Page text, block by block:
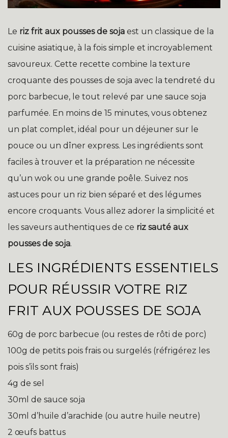
Le riz frit aux pousses de soja est un classique de la
cuisine asiatique, à la fois simple et incroyablement
savoureux. Cette recette combine la texture
croquante des pousses de soja avec la tendreté du
porc barbecue, le tout relevé par une sauce soja
parfumée. En moins de 15 minutes, vous obtenez
un plat complet, idéal pour un déjeuner sur le
pouce ou un dîner express. Les ingrédients sont
faciles à trouver et la préparation ne nécessite
qu’un wok ou une grande poêle. Suivez nos
astuces pour un riz bien séparé et des légumes
encore croquants. Vous allez adorer la simplicité et
les saveurs authentiques de ce riz sauté aux
pousses de soja.
LES INGRÉDIENTS ESSENTIELS
POUR RÉUSSIR VOTRE RIZ
FRIT AUX POUSSES DE SOJA
60g de porc barbecue (ou restes de rôti de porc)
100g de petits pois frais ou surgelés (réfrigérez les
pois s’ils sont frais)
4g de sel
30ml de sauce soja
30ml d’huile d’arachide (ou autre huile neutre)
2 œufs battus